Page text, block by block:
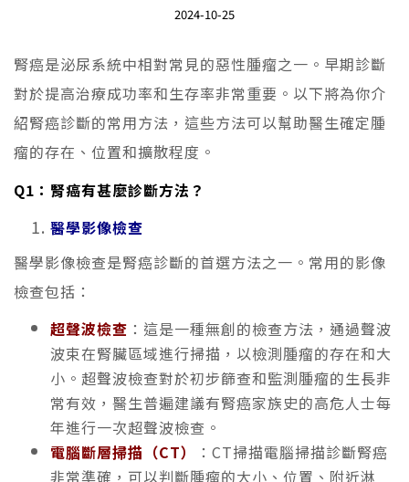
2024-10-25
腎癌是泌尿系統中相對常見的惡性腫瘤之一。早期診斷
對於提高治療成功率和生存率非常重要。以下將為你介
紹腎癌診斷的常用方法，這些方法可以幫助醫生確定腫
瘤的存在、位置和擴散程度。
Q1：腎癌有甚麼診斷方法？
醫學影像檢查
醫學影像檢查是腎癌診斷的首選方法之一。常用的影像
檢查包括：
超聲波檢查 ：這是一種無創的檢查方法，通過聲波
波束在腎臟區域進行掃描，以檢測腫瘤的存在和大
小。超聲波檢查對於初步篩查和監測腫瘤的生長非
常有效，醫生普遍建議有腎癌家族史的高危人士每
年進行一次超聲波檢查。
電腦斷層掃描（CT）
：CT掃描電腦掃描診斷腎癌
非常準確，可以判斷腫瘤的大小、位置、附近淋